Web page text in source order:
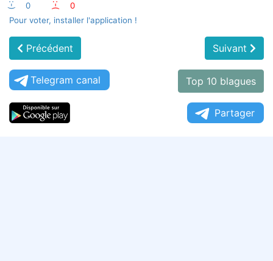
:-) 0 :-(
0
Pour voter, installer l'application !
Précédent Suivant
Telegram canal Top 10 blagues
Partager